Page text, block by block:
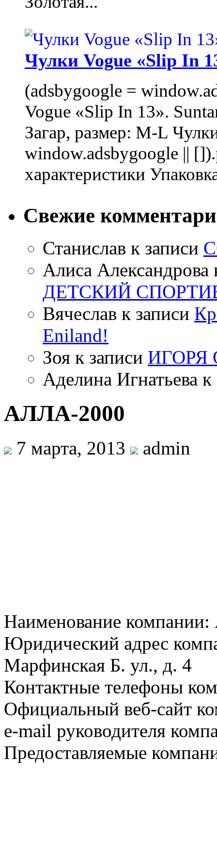
Чулки Vogue «Slip In
(adsbygoogle =
Vogue «Slip In 13».
Загар, размер: M-L
window.adsbygoogle ||
характеристики
Свежие
Станислав к записи
Алиса Александрова
ДЕТСКИЙ
Вячеслав к записи
Eniland!
Зоя к записи ИГОРЯ
Аделина Игнатьева к
АЛЛА-2000
7 марта, 2013 admin
Наименование
Юридический адрес
Марфинская Б. ул., д. 4
Контактные телефоны
Официальный веб-сайт
e-mail руководителя
Предоставляемые